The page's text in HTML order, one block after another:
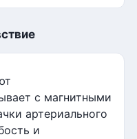
с магнитными
артериального
и